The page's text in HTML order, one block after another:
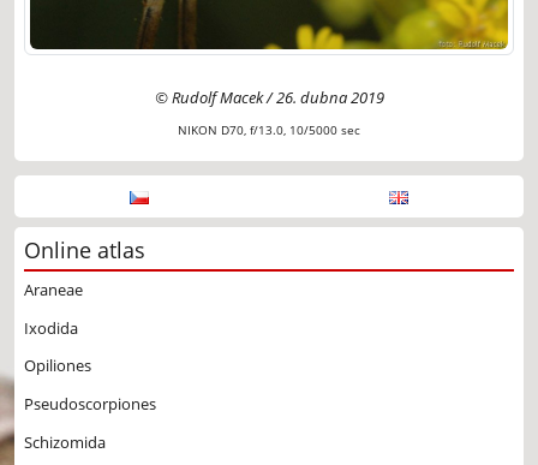
© Rudolf Macek / 26. dubna 2019
NIKON D70, f/13.0, 10/5000 sec
Online atlas
Araneae
Ixodida
Opiliones
Pseudoscorpiones
Schizomida